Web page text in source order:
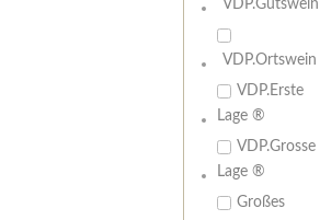
VDP.Gutswein
VDP.Ortswein
VDP.Erste
Lage ®
VDP.Grosse
Lage ®
Großes